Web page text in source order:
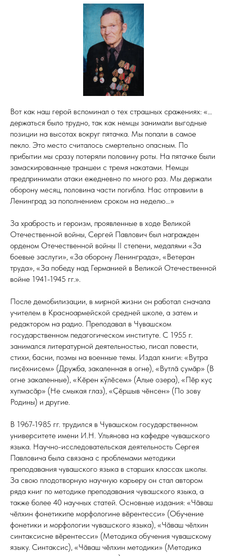
Вот как наш герой вспоминал о тех страшных сражениях: «…
держаться было трудно, так как немцы занимали выгодные
позиции на высотах вокруг пятачка. Мы попали в самое
пекло. Это место считалось смертельно опасным. По
прибытии мы сразу потеряли половину роты. На пятачке были
замаскированные траншеи с тремя накатами. Немцы
предпринимали атаки ежедневно по много раз. Мы держали
оборону месяц, половина части погибла. Нас отправили в
Ленинград за пополнением сроком на неделю…»
За храбрость и героизм, проявленные в ходе Великой
Отечественной войны, Сергей Павлович был награжден
орденом Отечественной войны II степени, медалями «За
боевые заслуги», «За оборону Ленинграда», «Ветеран
труда», «За победу над Германией в Великой Отечественной
войне 1941-1945 гг.».
После демобилизации, в мирной жизни он работал сначала
учителем в Красноармейской средней школе, а затем и
редактором на радио. Преподавал в Чувашском
государственном педагогическом институте. С 1955 г.
занимался литературной деятельностью, писал повести,
стихи, басни, поэмы на военные темы. Издал книги: «Вутра
пиҫӗхнисем» (Дружба, закаленная в огне), «Вутлӑ ҫумӑр» (В
огне закаленные), «Кӗрен кӳлӗсем» (Алые озера), «Пӗр куҫ
хупмасӑр» (Не смыкая глаз), «Ҫӗршыв чӗнсен» (По зову
Родины) и другие.
В 1967-1985 гг. трудился в Чувашском государственном
университете имени И.Н. Ульянова на кафедре чувашского
языка. Научно-исследовательская деятельность Сергея
Павловича была связана с проблемами методики
преподавания чувашского языка в старших классах школы.
За свою плодотворную научную карьеру он стал автором
ряда книг по методике преподавания чувашского языка, а
также более 40 научных статей. Основные издания: «Чӑваш
чӗлхин фонетикипе морфологине вӗрентесси» (Обучение
фонетики и морфологии чувашского языка), «Чӑваш чӗлхин
синтаксисне вӗрентесси» (Методика обучения чувашскому
языку. Синтаксис), «Чӑваш чӗлхин методики» (Методика